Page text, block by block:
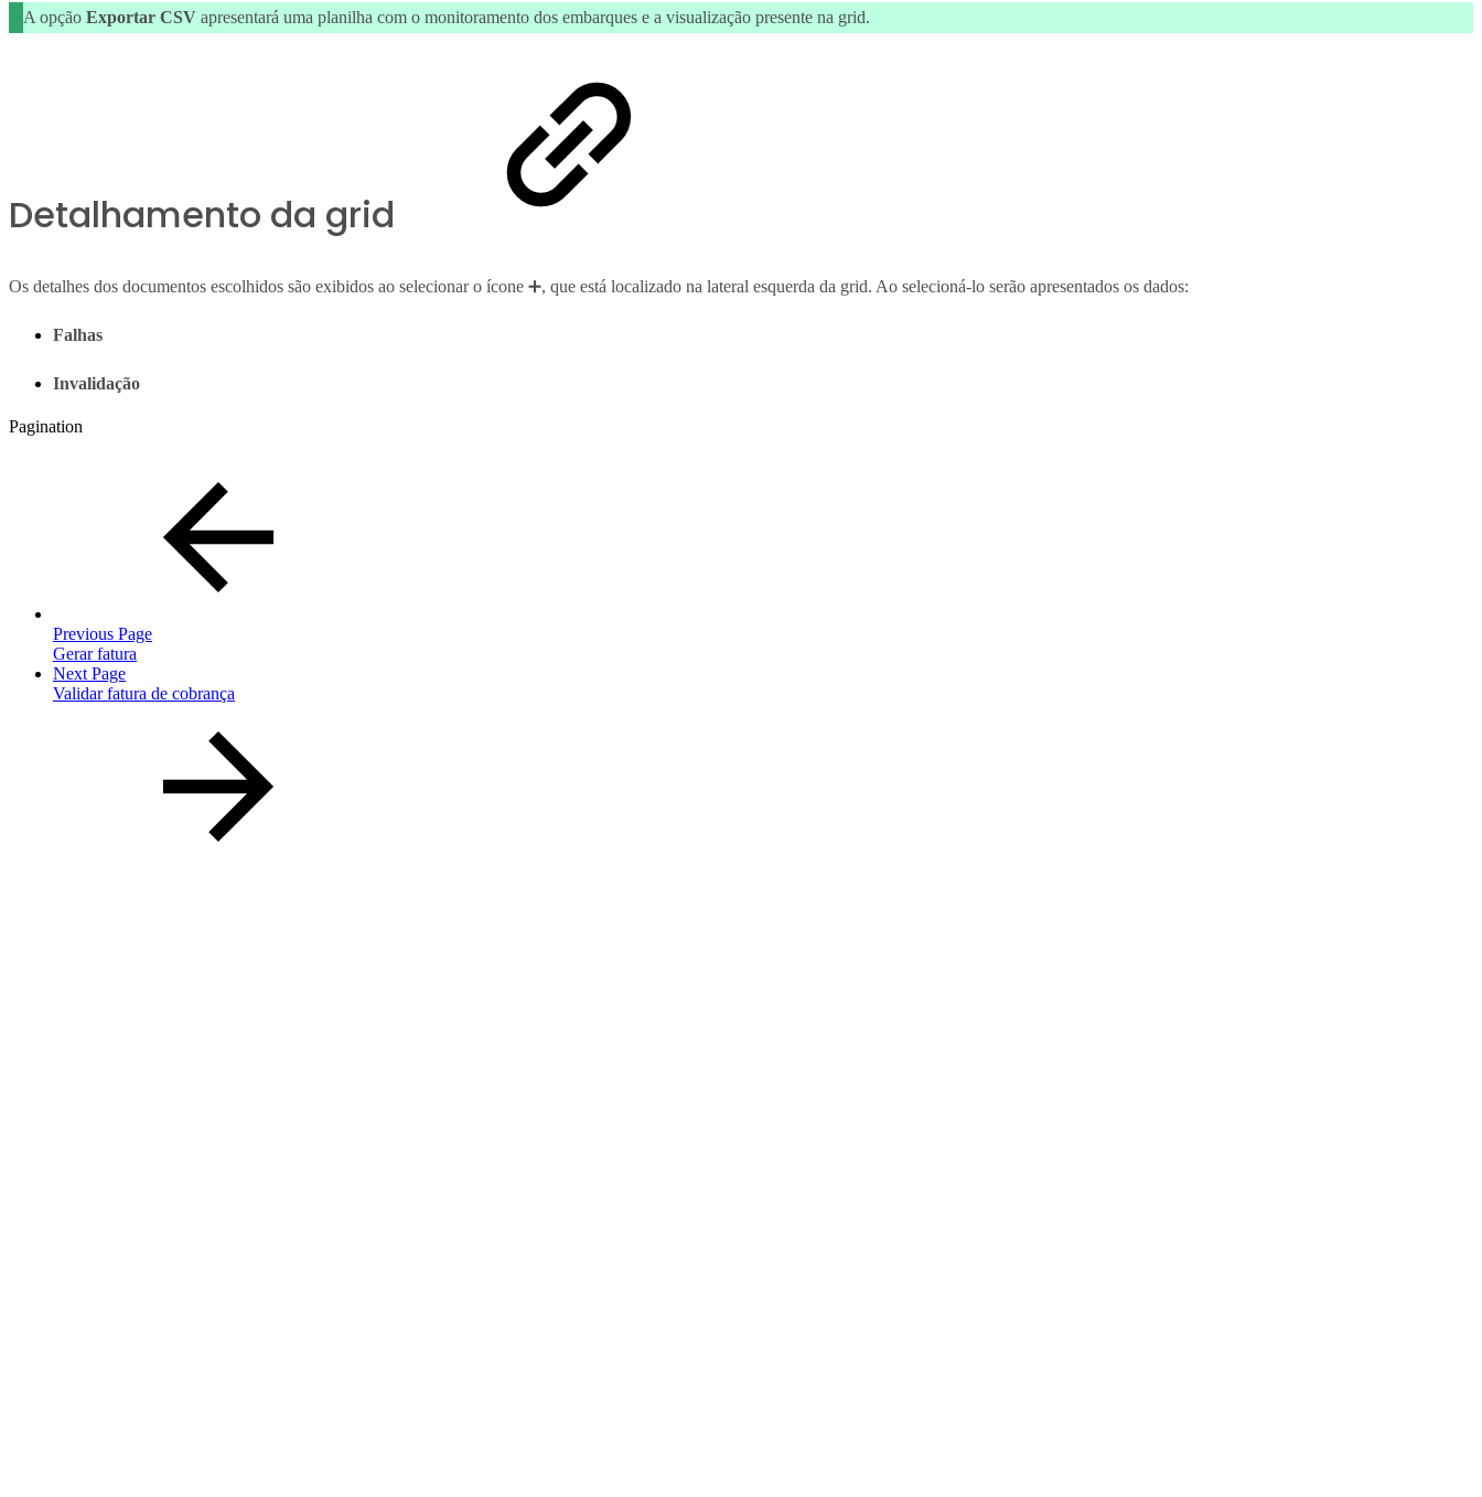
A opção Exportar CSVapresentará uma planilha com o monitoramento dos embarques e a visualização presente na grid.
Detalhamento da grid
Os detalhes dos documentos escolhidos são exibidos ao selecionar o ícone ➕, que está localizado na lateral esquerda da grid. Ao selecioná-lo serão apresentados os dados:
Falhas
Invalidação
Pagination
Previous Page
Gerar fatura
Next Page
Validar fatura de cobrança